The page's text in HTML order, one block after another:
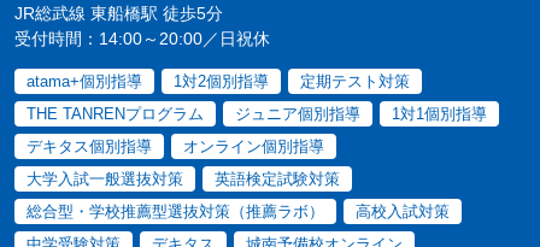
JR総武線 東船橋駅 徒歩5分
受付時間：14:00～20:00／日祝休
atama+個別指導 1対2個別指導
定期テスト対策
THE TANRENプログラム
ジュニア個別指導
1対1個別指導
デキタス個別指導
オンライン個別指導
大学入試一般選抜対策
英語検定試験対策
総合型・学校推薦型選抜対策（推薦ラボ）
高校入試対策